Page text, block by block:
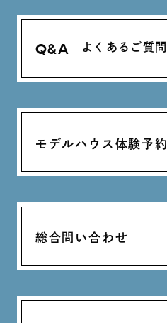
Q&A よくあるご質問
モデルハウス体験予約
総合問い合わせ